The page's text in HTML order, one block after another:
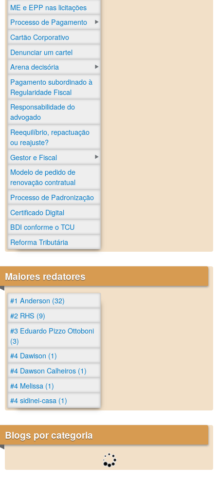
ME e EPP nas licitações
Processo de Pagamento
Cartão Corporativo
Denunciar um cartel
Arena decisória
Pagamento subordinado à
Regularidade Fiscal
Responsabilidade do
advogado
Reequilíbrio, repactuação
ou reajuste?
Gestor e Fiscal
Modelo de pedido de
renovação contratual
Processo de Padronização
Certificado Digital
BDI conforme o TCU
Reforma Tributária
Maiores redatores
#1 Anderson (32)
#2 RHS (9)
#3 Eduardo Pizzo Ottoboni
(3)
#4 Dawison (1)
#4 Dawson Calheiros (1)
#4 Melissa (1)
#4 sidinei-casa (1)
Blogs por categoria